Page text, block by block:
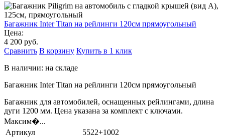
Багажник Inter Titan на рейлинги 120см прямоугольный
Цена:
4 200 руб.
Сравнить В корзину Купить в 1 клик
В наличии: на складе
Багажник Inter Titan на рейлинги 120см прямоугольный
Багажник для автомобилей, оснащенных рейлингами, длина
дуги 1200 мм. Цена указана за комплект с ключами.
Максим�...
Артикул
5522+1002